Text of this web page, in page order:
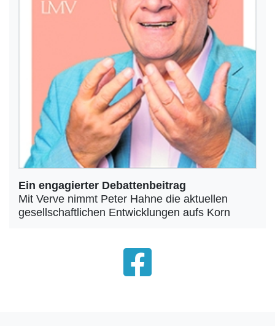
Ein engagierter Debattenbeitrag
Mit Verve nimmt Peter Hahne die aktuellen
gesellschaftlichen Entwicklungen aufs Korn